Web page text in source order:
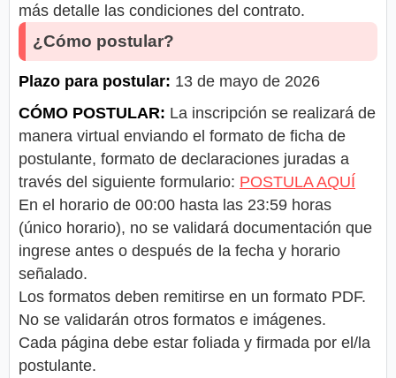
más detalle las condiciones del contrato.
¿Cómo postular?
Plazo para postular: 13 de mayo de 2026
CÓMO POSTULAR: La inscripción se realizará de
manera virtual enviando el formato de ficha de
postulante, formato de declaraciones juradas a
través del siguiente formulario: POSTULA AQUÍ
En el horario de 00:00 hasta las 23:59 horas
(único horario), no se validará documentación que
ingrese antes o después de la fecha y horario
señalado.
Los formatos deben remitirse en un formato PDF.
No se validarán otros formatos e imágenes.
Cada página debe estar foliada y firmada por el/la
postulante.